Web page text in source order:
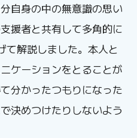
自身の中の無意識の思い
援者と共有して多角的に
て解説しました。本人と
ケーションをとることが
分かったつもりになった
決めつけたりしないよう